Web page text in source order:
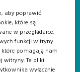
aby poprawić
które są
w przeglądarce,
funkcji witryny.
pomagają nam
Te pliki
wyłącznie